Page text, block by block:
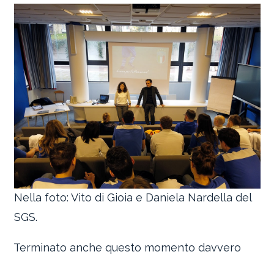
Nella foto: Vito di Gioia e Daniela Nardella del
SGS.
Terminato anche questo momento davvero